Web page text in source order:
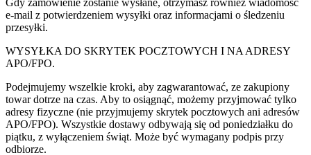
Gdy zamówienie zostanie wysłane, otrzymasz również wiadomość
e-mail z potwierdzeniem wysyłki oraz informacjami o śledzeniu
przesyłki.
WYSYŁKA DO SKRYTEK POCZTOWYCH I NA ADRESY
APO/FPO.
Podejmujemy wszelkie kroki, aby zagwarantować, ze zakupiony
towar dotrze na czas. Aby to osiągnąć, możemy przyjmować tylko
adresy fizyczne (nie przyjmujemy skrytek pocztowych ani adresów
APO/FPO). Wszystkie dostawy odbywają się od poniedziałku do
piątku, z wyłączeniem świąt. Może być wymagany podpis przy
odbiorze.